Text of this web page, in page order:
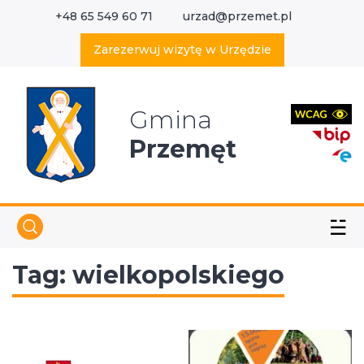
+48 65 549 60 71 urzad@przemet.pl
Zarezerwuj wizytę w Urzędzie
Gmina
Przemęt
☱
Tag: wielkopolskiego
Wyszukaj w serwisie